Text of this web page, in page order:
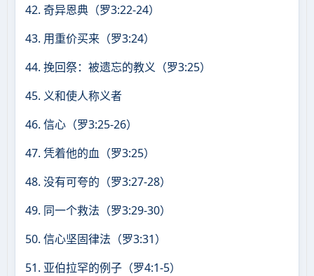
42. 奇异恩典（罗3:22-24）
43. 用重价买来（罗3:24）
44. 挽回祭：被遗忘的教义（罗3:25）
45. 义和使人称义者
46. 信心（罗3:25-26）
47. 凭着他的血（罗3:25）
48. 没有可夸的（罗3:27-28）
49. 同一个救法（罗3:29-30）
50. 信心坚固律法（罗3:31）
51. 亚伯拉罕的例子（罗4:1-5）